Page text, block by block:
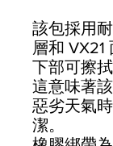
該包採用
層和 VX21
下部可擦拭
這意味著
惡劣天氣
潔。